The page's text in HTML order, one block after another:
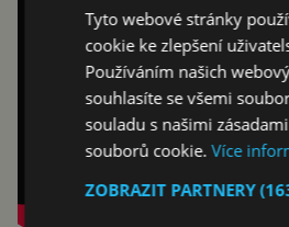
Tyto webové stránky
cookie ke zlepšení
Používáním našich
souhlasíte se všemi
souladu s našimi
souborů cookie.Více
ZOBRAZIT PARTNERY